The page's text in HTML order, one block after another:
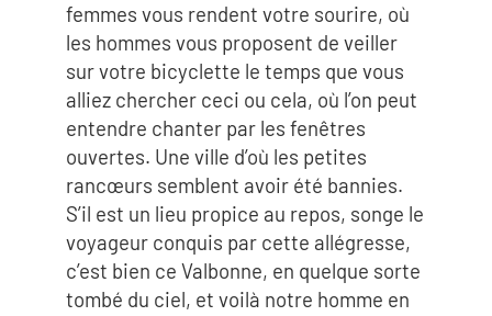
femmes vous rendent votre sourire, où
les hommes vous proposent de veiller
sur votre bicyclette le temps que vous
alliez chercher ceci ou cela, où l’on peut
entendre chanter par les fenêtres
ouvertes. Une ville d’où les petites
rancœurs semblent avoir été bannies.
S’il est un lieu propice au repos, songe le
voyageur conquis par cette allégresse,
c’est bien ce Valbonne, en quelque sorte
tombé du ciel, et voilà notre homme en